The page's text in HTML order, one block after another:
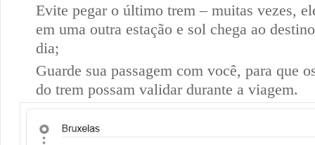
Evite pegar o último trem – muitas vezes,
em uma outra estação e sol chega ao
dia;
Guarde sua passagem com você, para que
do trem possam validar durante a viagem.